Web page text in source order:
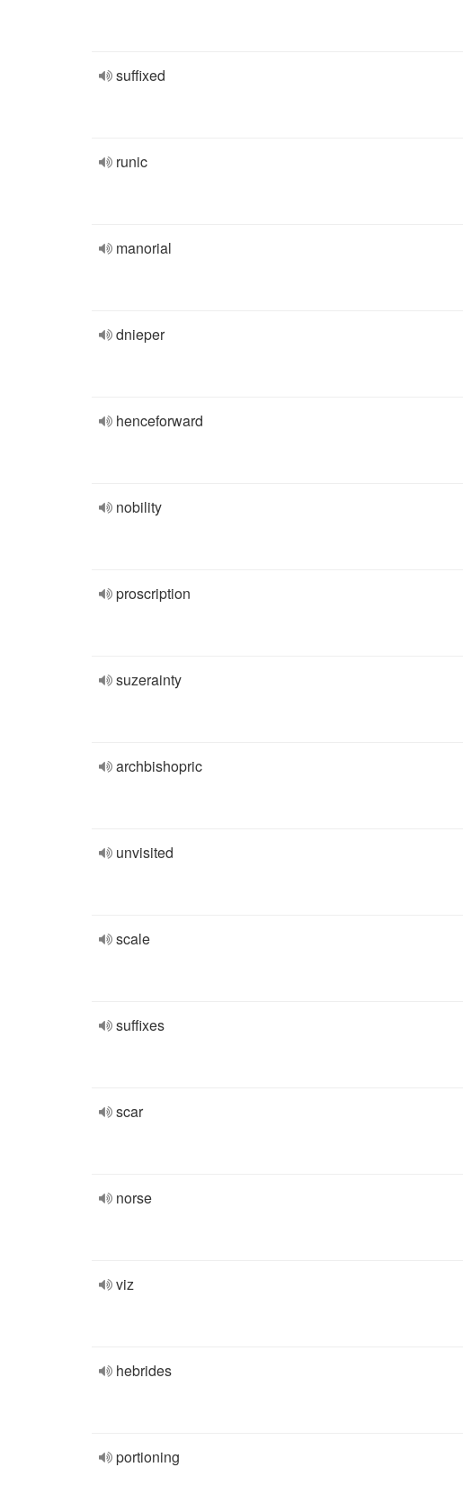
suffixed
runic
manorial
dnieper
henceforward
nobility
proscription
suzerainty
archbishopric
unvisited
scale
suffixes
scar
norse
viz
hebrides
portioning